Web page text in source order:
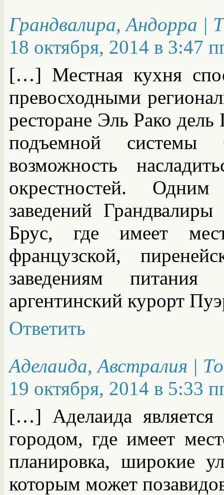
Грандвалира, Андорра |
18 октября, 2014 в 3:47
[…] Местная кухня
превосходными
ресторане Эль Рако
подъемной системы
возможность
окрестностей.
заведений
Брус, где имеет
французской,
заведениям
аргентинский курорт
Ответить
Аделаида, Австралия |
19 октября, 2014 в 5:33
[…] Аделаида
городом, где имеет
планировка, широкие
которым может